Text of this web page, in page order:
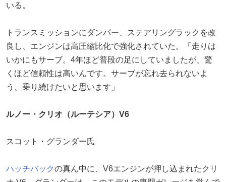
いる。
トランスミッションにダンパー、ステアリングラックを改
良し、エンジンは高圧縮比化で強化されていた。「走りは
いかにもサーブ。4年ほど普段の足にしていましたが、驚
くほど信頼性は高いんです。サーブが忘れ去られないよ
う、乗り続けたいと思います」
ルノー・クリオ（ルーテシア）V6
スコット・グランダー氏
ハッチバックの真ん中に、V6エンジンが押し込まれたクリ